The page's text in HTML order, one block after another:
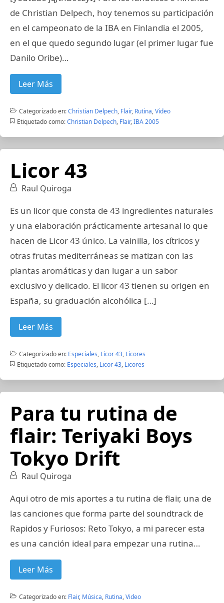
de Christian Delpech, hoy tenemos su participación
en el campeonato de la IBA en Finlandia el 2005,
en el que quedo segundo lugar (el primer lugar fue
Danilo Oribe)…
Leer Más
Categorizado en:Christian Delpech, Flair, Rutina,Video
Etiquetado como: Christian Delpech, Flair,IBA 2005
Licor 43
Raul Quiroga
Es un licor que consta de 43 ingredientes naturales
y una elaboración prácticamente artesanal lo que
hacen de Licor 43 único. La vainilla, los cítricos y
otras frutas mediterráneas se matizan con las
plantas aromáticas y dan lugar a un sabor
exclusivo y delicado. El licor 43 tienen su origen en
España, su graduación alcohólica […]
Leer Más
Categorizado en: Especiales, Licor 43, Licores
Etiquetado como: Especiales, Licor 43, Licores
Para tu rutina de
flair: Teriyaki Boys
Tokyo Drift
Raul Quiroga
Aqui otro de mis aportes a tu rutina de flair, una de
las canciones que forma parte del soundtrack de
Rapidos y Furiosos: Reto Tokyo, a mi parecer esta
es una canción ideal para empezar una rutina…
Leer Más
Categorizado en: Flair, Música, Rutina,Video